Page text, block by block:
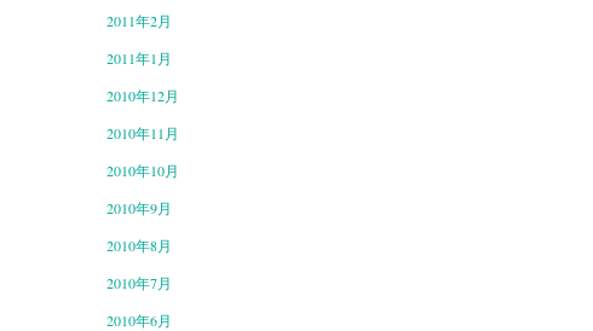
2011年2月
2011年1月
2010年12月
2010年11月
2010年10月
2010年9月
2010年8月
2010年7月
2010年6月